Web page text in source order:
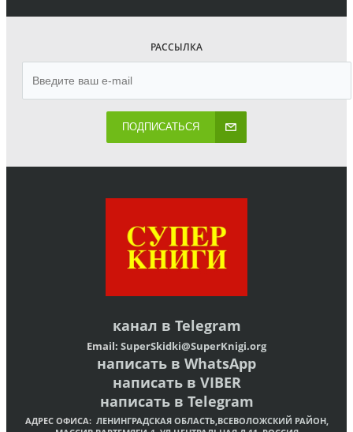
РАССЫЛКА
ПОДПИСАТЬСЯ
канал в Telegram
Email: SuperSkidki@SuperKnigi.org
написать в WhatsApp
написать в VIBER
написать в Telegram
АДРЕС ОФИСА: ЛЕНИНГРАДСКАЯ ОБЛАСТЬ,ВСЕВОЛОЖСКИЙ РАЙОН,